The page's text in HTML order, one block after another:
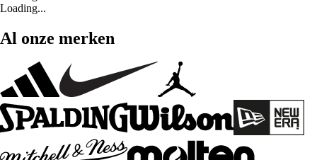
Loading...
Al onze merken